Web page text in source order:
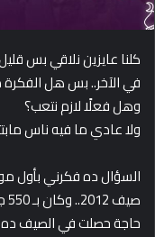
كلنا عايزين نلاقي بس
في الآخر.. بس هل
وهل فعلًا لازم نتعب؟
ولا عادي ما فيه ناس
السؤال ده فكرني بأول
حاجة حصلت في الصيف